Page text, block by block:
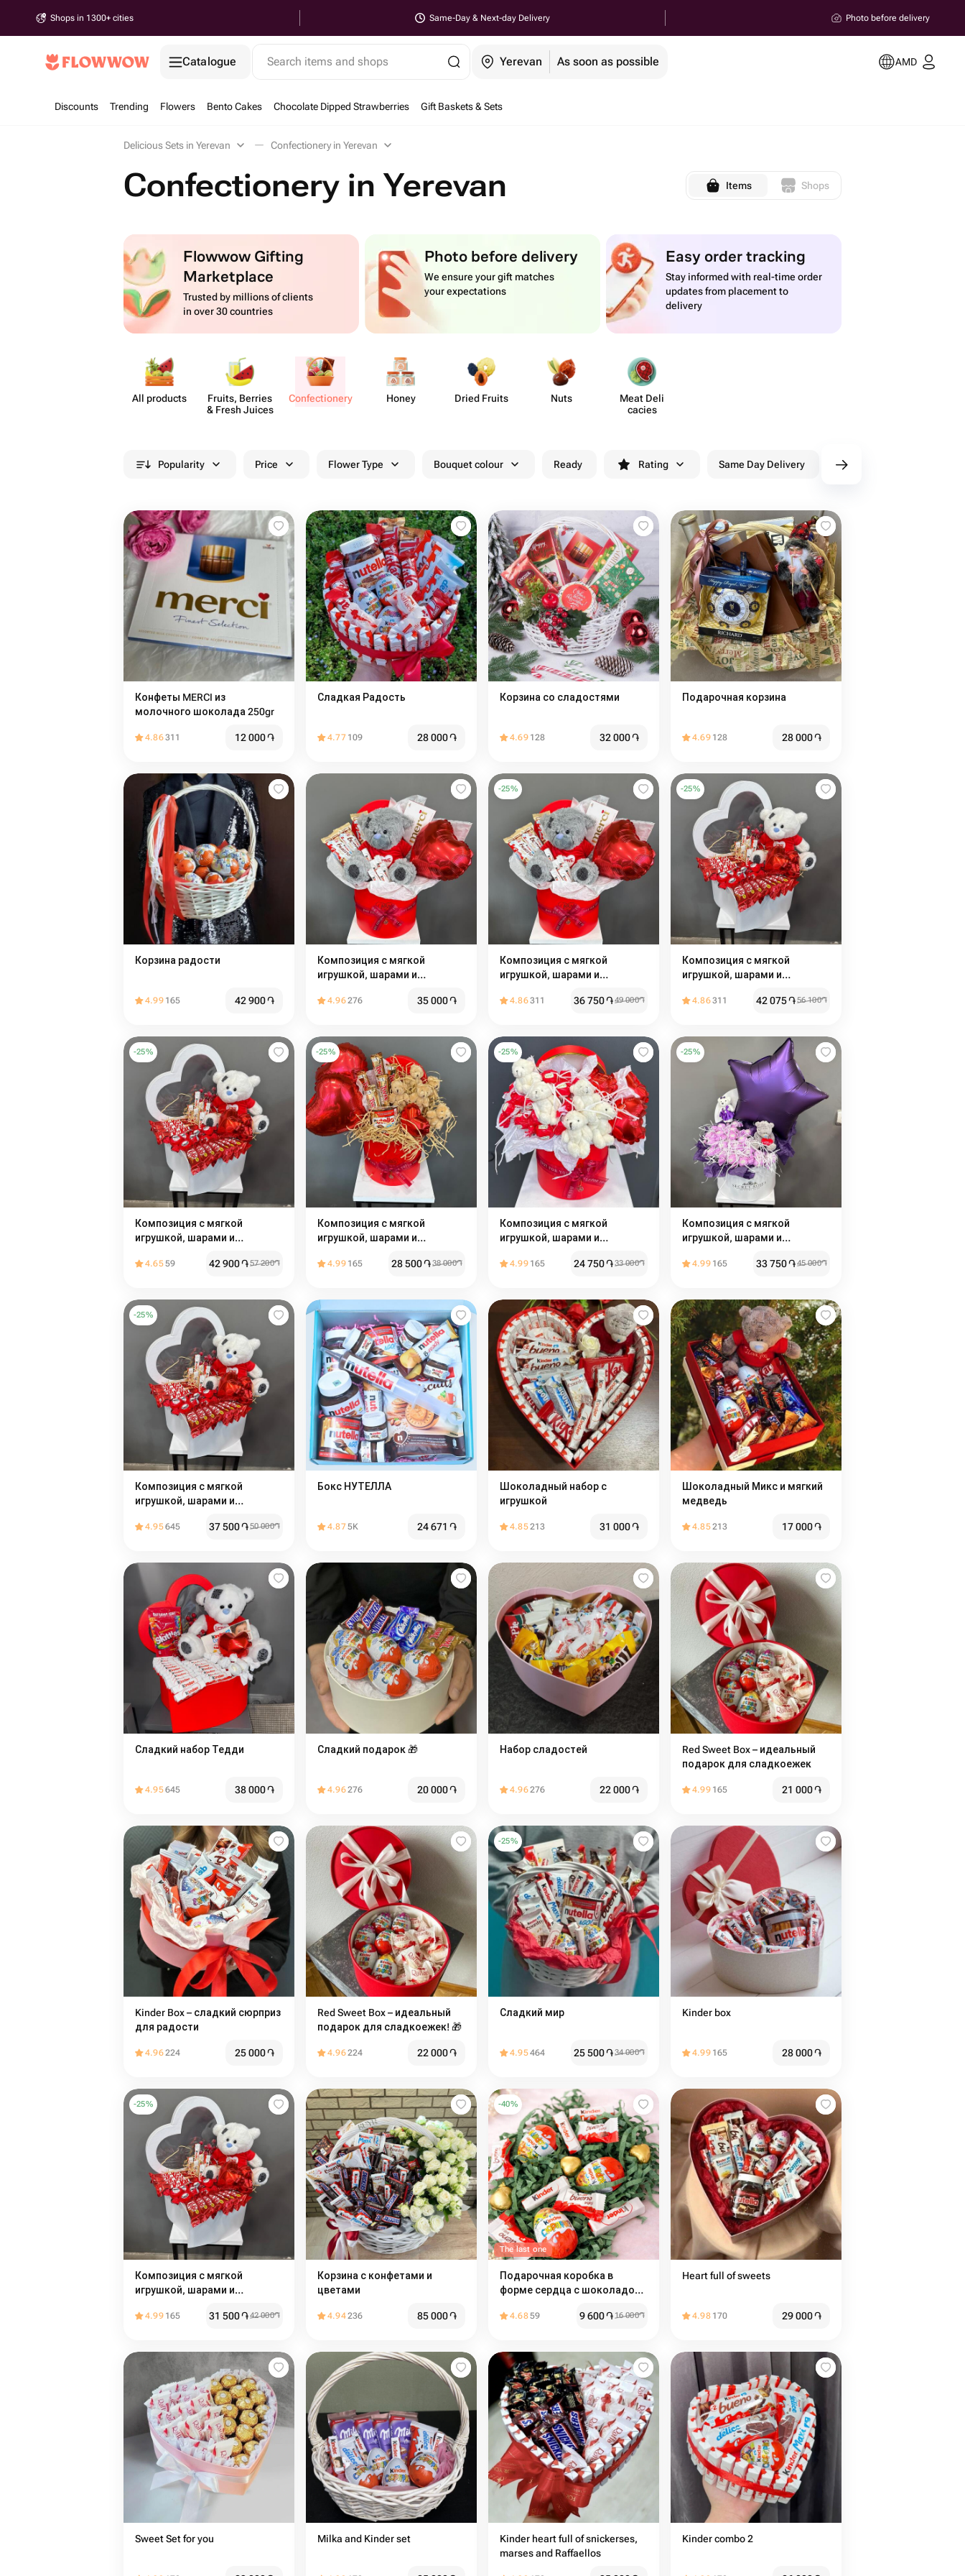
Shops in 1300+ cities Same-Day & Next-day Delivery Photo before delivery
Catalogue Search items and shops Yerevan As soon as possible AMD
Discounts Trending Flowers Bento Cakes Chocolate Dipped Strawberries Gift Baskets & Sets
Delicious Sets in Yerevan Confectionery in Yerevan
Confectionery in Yerevan Items Shops
Flowwow Gifting
Marketplace
Trusted by millions of clients
in over 30 countries
Photo before delivery
We ensure your gift matches
your expectations
Easy order tracking
Stay informed with real-time order
updates from placement to
delivery
All products
Fruits, Berries
& Fresh Juices
Confect​ionery Honey Dried Fruits Nuts
Meat Deli​
cacies
Popularity Price Flower Type Bouquet colour Ready Rating Same Day Delivery Discounts
Конфеты MERCI из
молочного шоколада 250gr
4.86311 12 000֏
Сладкая Радость
4.77 109 28 000֏
Корзина со сладостями
4.69 128 32 000֏
Подарочная корзина
4.69 128 28 000֏
Корзина радости
4.99 165 42 900֏
Композиция с мягкой
игрушкой, шарами и
4.96276 35 000֏
-25%
Композиция с мягкой
игрушкой, шарами и
4.86311 36 750֏49 000֏
-25%
Композиция с мягкой
игрушкой, шарами и
4.86311 42 075֏56 100֏
-25%
Композиция с мягкой
игрушкой, шарами и
4.6559 42 900֏57 200֏
-25%
Композиция с мягкой
игрушкой, шарами и
4.99 165 28 500֏38 000֏
-25%
Композиция с мягкой
игрушкой, шарами и
4.99 165 24 750֏33 000֏
-25%
Композиция с мягкой
игрушкой, шарами и
4.99 165 33 750֏45 000֏
-25%
Композиция с мягкой
игрушкой, шарами и
4.95645 37 500֏50 000֏
Бокс НУТЕЛЛА
4.875K 24 671 ֏
Шоколадный набор с
игрушкой
4.85213 31 000֏
Шоколадный Микс и мягкий
медведь
4.85213 17 000֏
Сладкий набор Тедди
4.95645 38 000֏
Сладкий подарок 🎁
4.96276 20 000֏
Набор сладостей
4.96276 22 000֏
Red Sweet Box – идеальный
подарок для сладкоежек
4.99 165 21 000֏
Kinder Box – сладкий сюрприз
для радости
4.96224 25 000֏
Red Sweet Box – идеальный
подарок для сладкоежек! 🎁️
4.96224 22 000֏
-25%
Сладкий мир️
4.95464 25 500֏34 000֏
Kinder box
4.99 165 28 000֏
-25%
Композиция с мягкой
игрушкой, шарами и
4.99 165 31 500֏42 000֏
Корзина с конфетами и
цветами
4.94236 85 000֏
-40%
The last one
Подарочная коробка в
форме сердца с шоколадом
4.6859 9 600֏16 000֏
Heart full of sweets
4.98 170 29 000֏
Sweet Set for you Milka and Kinder set
Kinder heart full of snickerses,
marses and Raffaellos
Kinder combo 2